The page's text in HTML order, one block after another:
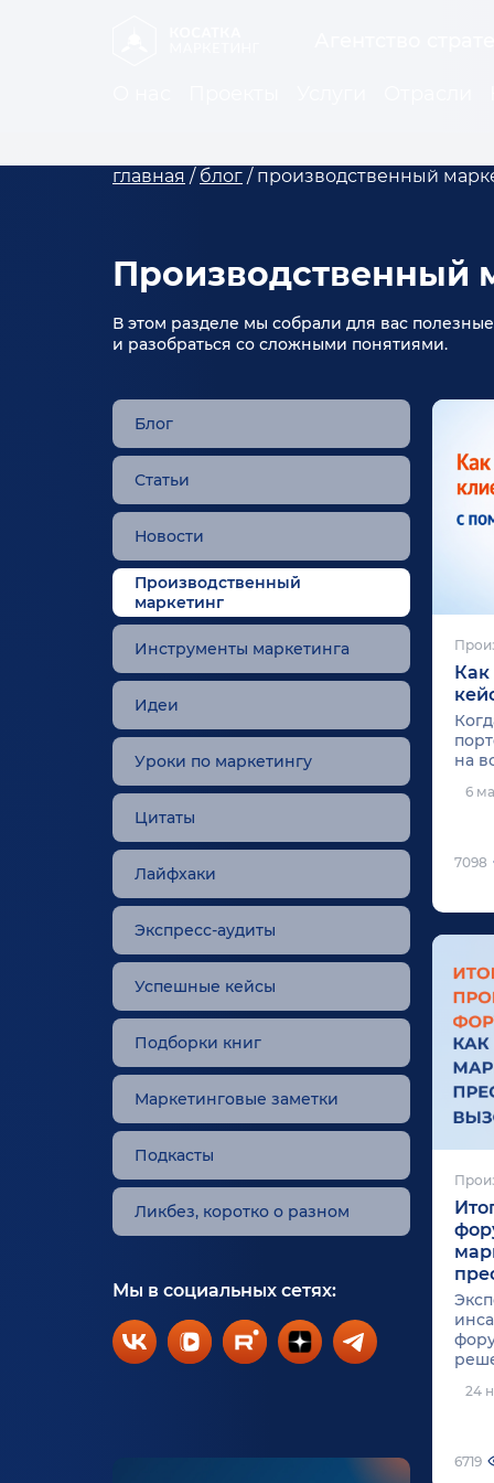
главная / блог / производственный
Производственный
В этом разделе мы собрали для вас
и разобраться со сложными понятиями.
Блог
Статьи
Новости
Производственный
маркетинг
Инструменты маркетинга
Идеи
Уроки по маркетингу
Цитаты
Лайфхаки
Экспресс-аудиты
Успешные кейсы
Подборки книг
Маркетинговые заметки
Подкасты
Ликбез, коротко о разном
Мы в социальных сетях:
Как
на
6
7098
24
6719